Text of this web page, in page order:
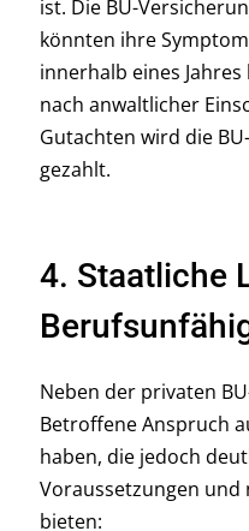
ist. Die BU-
könnten ihre
innerhalb eines
nach anwaltlicher
Gutachten wird die
gezahlt.
4. Staatliche
Neben der privaten
Betroffene Anspruch
haben, die jedoch
Voraussetzungen und
bieten: